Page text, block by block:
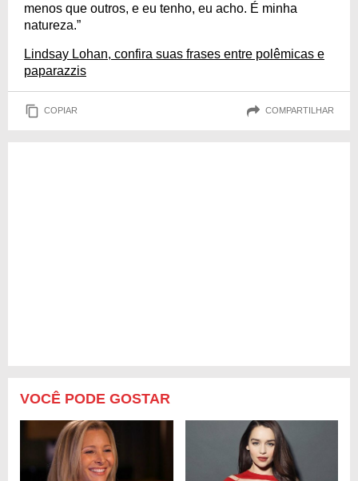
menos que outros, e eu tenho, eu acho. É minha
natureza.”
Lindsay Lohan, confira suas frases entre polêmicas e
paparazzis
COPIAR COMPARTILHAR
VOCÊ PODE GOSTAR